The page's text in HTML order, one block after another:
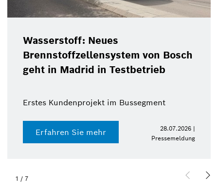
Wasserstoff: Neues
Brennstoffzellensystem von Bosch
geht in Madrid in Testbetrieb
Erstes Kundenprojekt im Bussegment
Erfahren Sie mehr
28.07.2026 |
Pressemeldung
1 / 7